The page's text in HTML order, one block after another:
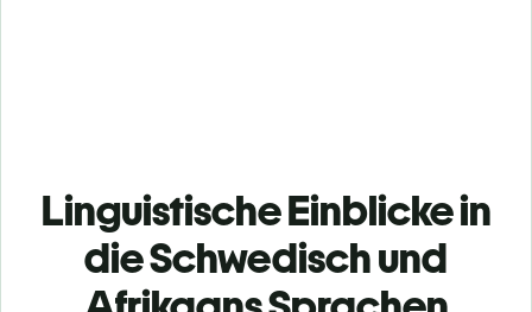
Linguistische Einblicke in
die Schwedisch und